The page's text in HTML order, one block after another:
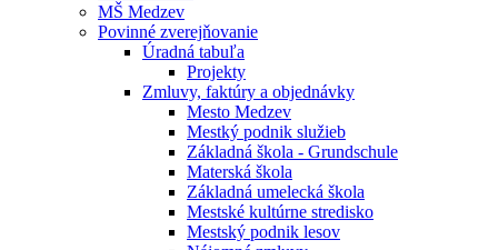
MŠ Medzev
Povinné zverejňovanie
Úradná tabuľa
Projekty
Zmluvy, faktúry a objednávky
Mesto Medzev
Mestký podnik služieb
Základná škola - Grundschule
Materská škola
Základná umelecká škola
Mestské kultúrne stredisko
Mestský podnik lesov